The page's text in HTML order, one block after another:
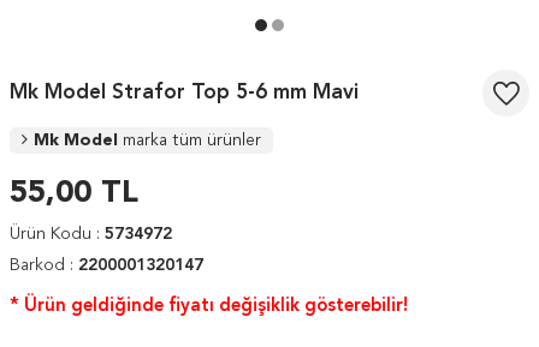
Mk Model Strafor Top 5-6 mm Mavi
Mk Model marka tüm ürünler
55,00 TL
Ürün Kodu : 5734972
Barkod : 2200001320147
* Ürün geldiğinde fiyatı değişiklik gösterebilir!